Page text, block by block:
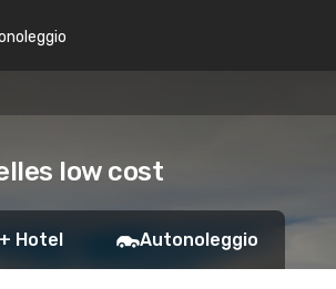
low cost
Hotel Autonoleggio